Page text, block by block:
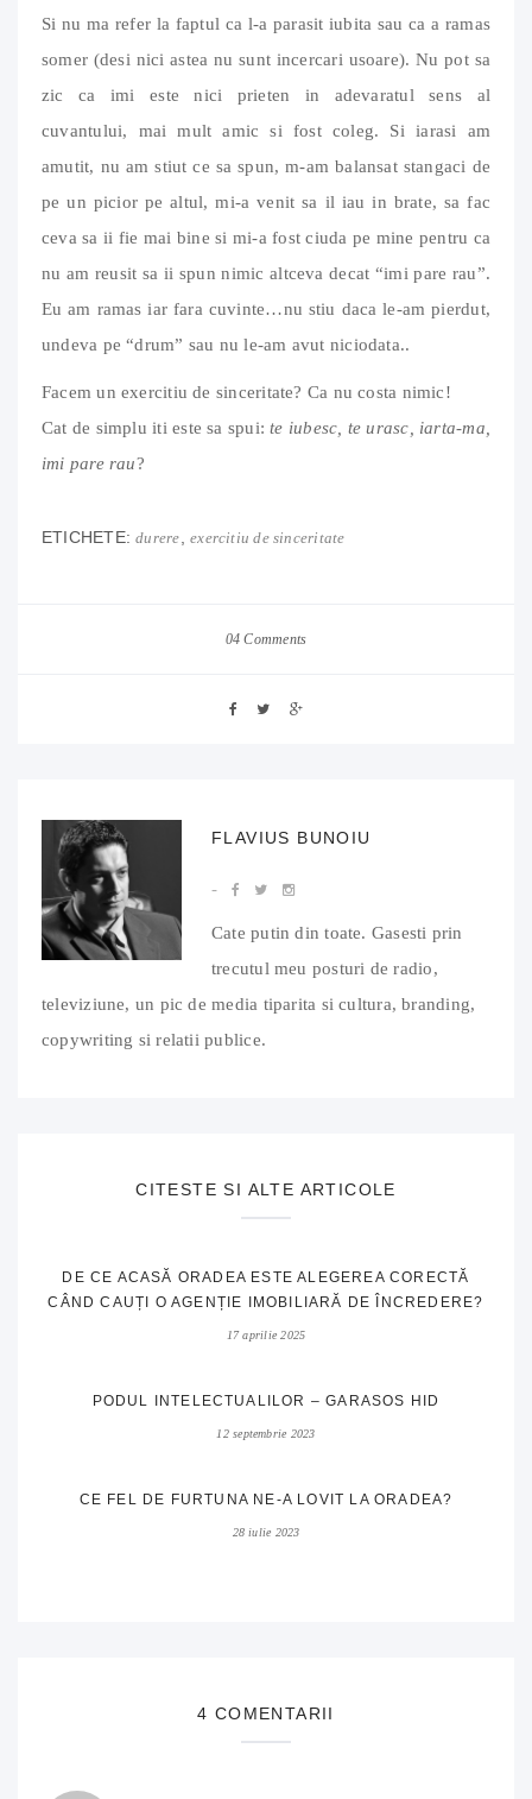
Si nu ma refer la faptul ca l-a parasit iubita sau ca a ramas
somer (desi nici astea nu sunt incercari usoare). Nu pot sa
zic ca imi este nici prieten in adevaratul sens al
cuvantului, mai mult amic si fost coleg. Si iarasi am
amutit, nu am stiut ce sa spun, m-am balansat stangaci de
pe un picior pe altul, mi-a venit sa il iau in brate, sa fac
ceva sa ii fie mai bine si mi-a fost ciuda pe mine pentru ca
nu am reusit sa ii spun nimic altceva decat “imi pare rau”.
Eu am ramas iar fara cuvinte…nu stiu daca le-am pierdut,
undeva pe “drum” sau nu le-am avut niciodata..
Facem un exercitiu de sinceritate? Ca nu costa nimic!
Cat de simplu iti este sa spui:te iubesc, te urasc, iarta-ma,
imi pare rau?
ETICHETE:durere ,exercitiu de sinceritate
04 Comments
FLAVIUS BUNOIU
Cate putin din toate. Gasesti prin
trecutul meu posturi de radio,
televiziune, un pic de media tiparita si cultura, branding,
copywriting si relatii publice.
CITESTE SI ALTE ARTICOLE
DE CE ACASĂ ORADEA ESTE ALEGEREA CORECTĂ
CÂND CAUȚI O AGENȚIE IMOBILIARĂ DE ÎNCREDERE?
17 aprilie 2025
PODUL INTELECTUALILOR – GARASOS HID
12 septembrie 2023
CE FEL DE FURTUNA NE-A LOVIT LA ORADEA?
28 iulie 2023
4 COMENTARII